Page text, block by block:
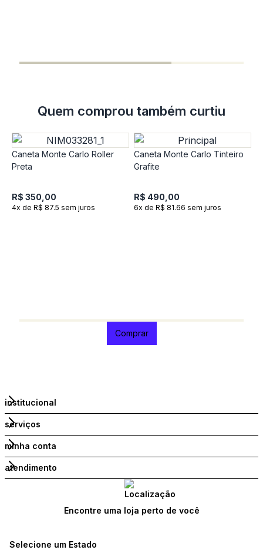
Quem comprou também curtiu
Caneta Monte Carlo Roller
Preta
R$ 350,00
4x de R$ 87.5 sem juros
Caneta Monte Carlo Tinteiro
Grafite
R$ 490,00
6x de R$ 81.66 sem juros
Comprar
institucional
serviços
minha conta
atendimento
Encontre uma loja perto de você